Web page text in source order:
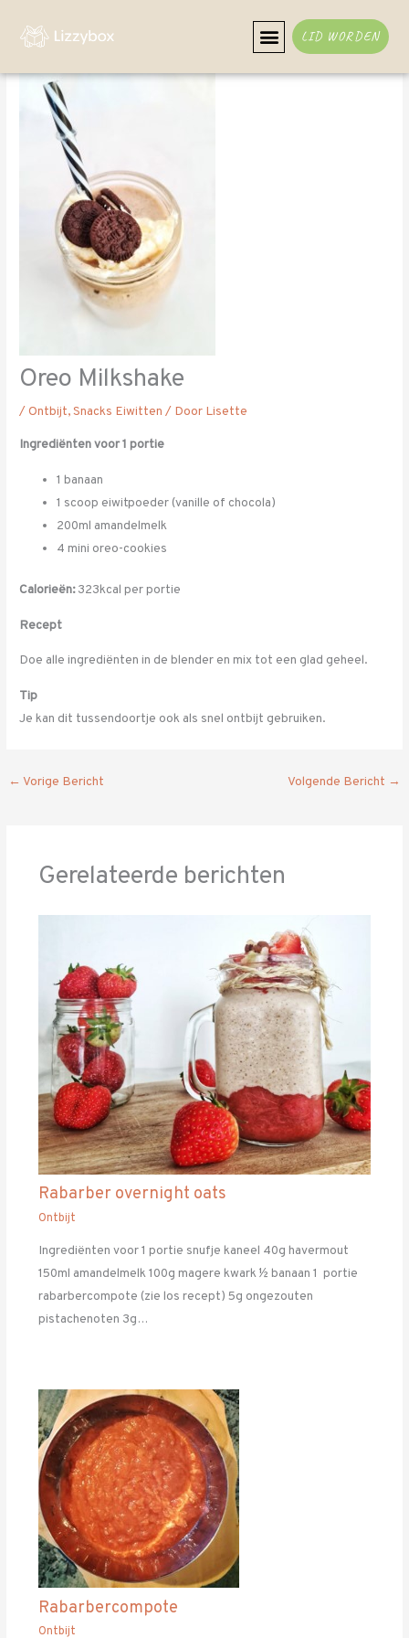
naar
inhoud
LID WORDEN
Oreo Milkshake
/Ontbijt,Snacks Eiwitten / Door Lisette
Ingrediënten voor 1 portie
1 banaan
1 scoop eiwitpoeder (vanille of chocola)
200ml amandelmelk
4 mini oreo-cookies
Calorieën:323kcal per portie
Recept
Doe alle ingrediënten in de blender en mix tot een glad geheel.
Tip
Je kan dit tussendoortje ook als snel ontbijt gebruiken.
← Vorige Bericht Volgende Bericht →
Gerelateerde berichten
Rabarber overnight oats
Ontbijt
Ingrediënten voor 1 portie snufje kaneel 40g havermout
150ml amandelmelk 100g magere kwark ½ banaan 1 portie
rabarbercompote (zie los recept) 5g ongezouten
pistachenoten 3g…
Rabarbercompote
Ontbijt